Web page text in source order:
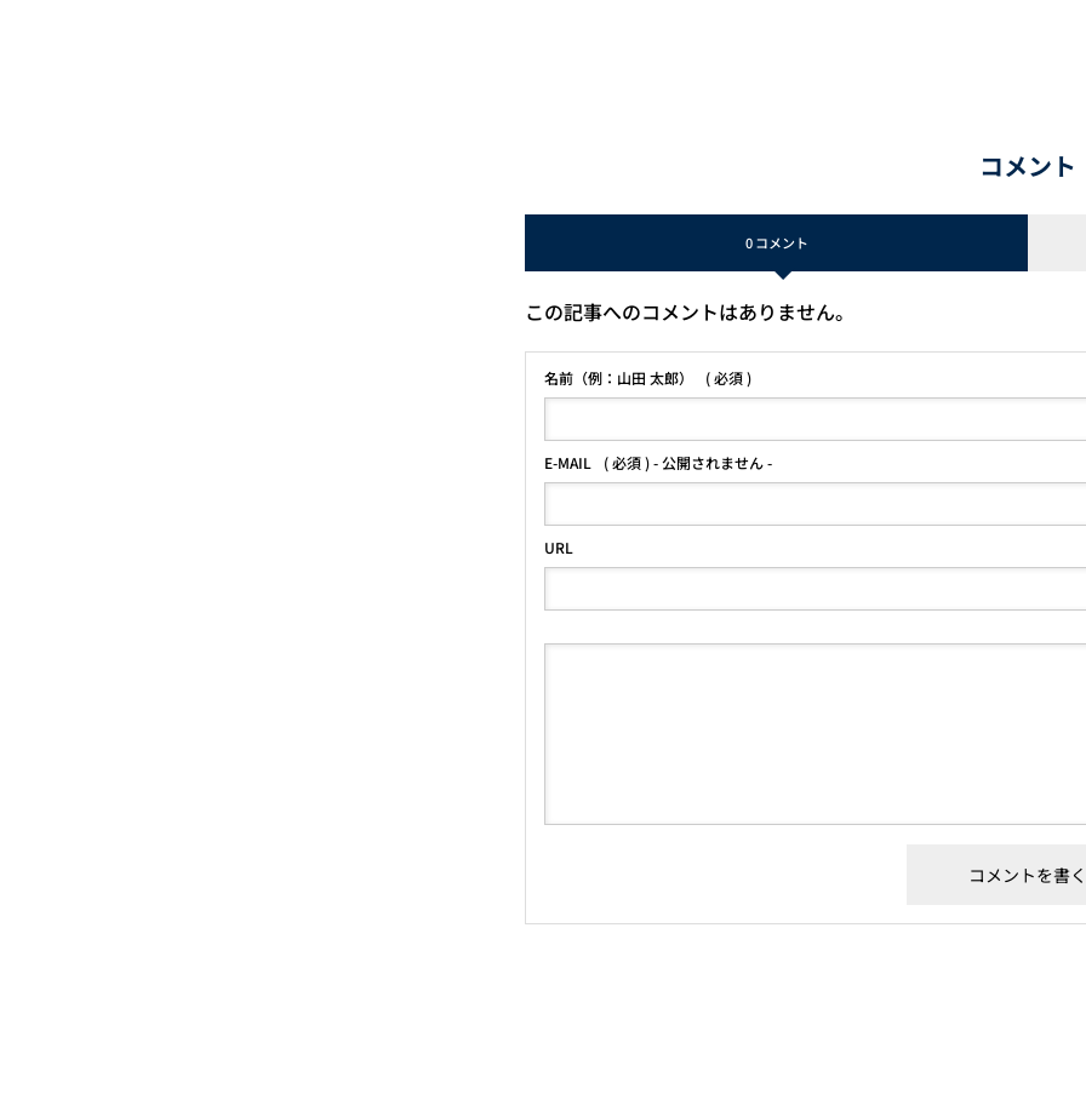
コメント
0 コメント
この記事へのコメントはありません。
名前（例：山田 太郎） ( 必須 )
E-MAIL ( 必須 ) - 公開されません -
URL